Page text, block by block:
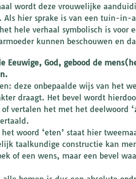
wordt deze vrouwelijke
Als hier sprake is van een tuin-
hele verhaal symbolisch is
kunnen beschouwen en
Eeuwige, God, gebood de
deze onbepaalde wijs van het
draagt. Het bevel wordt
of vertalen het met het deelwoord
woord ‘eten’ staat hier
taalkundige constructie kan
of een wens, maar een bevel